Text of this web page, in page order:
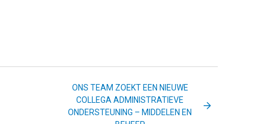
ONS TEAM ZOEKT EEN NIEUWE
COLLEGA ADMINISTRATIEVE
ONDERSTEUNING – MIDDELEN EN